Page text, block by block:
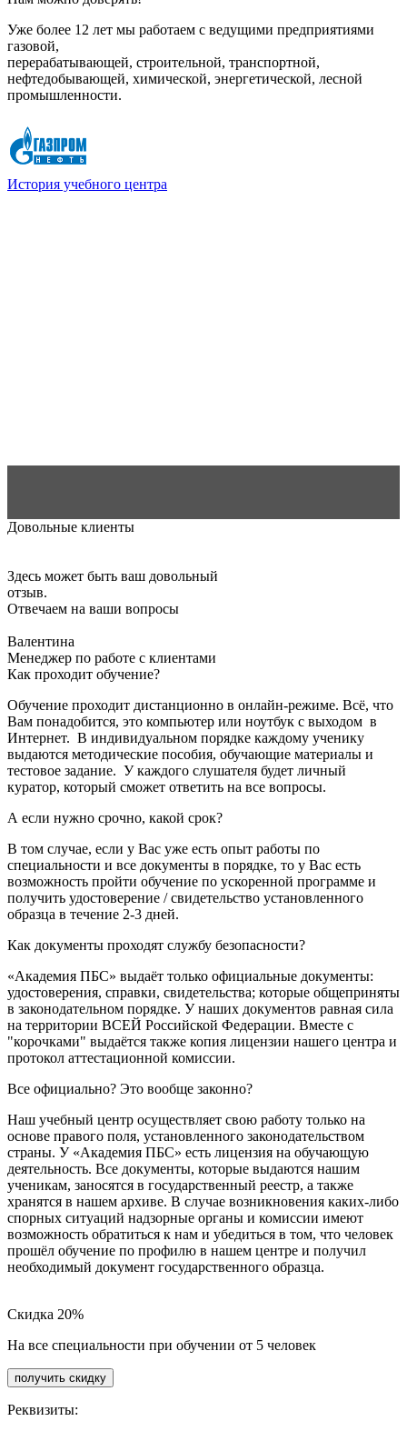
Уже более 12 лет мы работаем с ведущими предприятиями
газовой,
перерабатывающей, строительной, транспортной,
нефтедобывающей, химической, энергетической, лесной
промышленности.
История учебного центра
Довольные клиенты
Здесь может быть ваш довольный
отзыв.
Отвечаем на ваши вопросы
Валентина
Менеджер по работе с клиентами
Как проходит обучение?
Обучение проходит дистанционно в онлайн-режиме. Всё, что
Вам понадобится, это компьютер или ноутбук с выходом в
Интернет. В индивидуальном порядке каждому ученику
выдаются методические пособия, обучающие материалы и
тестовое задание. У каждого слушателя будет личный
куратор, который сможет ответить на все вопросы.
А если нужно срочно, какой срок?
В том случае, если у Вас уже есть опыт работы по
специальности и все документы в порядке, то у Вас есть
возможность пройти обучение по ускоренной программе и
получить удостоверение / свидетельство установленного
образца в течение 2-3 дней.
Как документы проходят службу безопасности?
«Академия ПБС» выдаёт только официальные документы:
удостоверения, справки, свидетельства; которые общеприняты
в законодательном порядке. У наших документов равная сила
на территории ВСЕЙ Российской Федерации. Вместе с
"корочками" выдаётся также копия лицензии нашего центра и
протокол аттестационной комиссии.
Все официально? Это вообще законно?
Наш учебный центр осуществляет свою работу только на
основе правого поля, установленного законодательством
страны. У «Академия ПБС» есть лицензия на обучающую
деятельность. Все документы, которые выдаются нашим
ученикам, заносятся в государственный реестр, а также
хранятся в нашем архиве. В случае возникновения каких-либо
спорных ситуаций надзорные органы и комиссии имеют
возможность обратиться к нам и убедиться в том, что человек
прошёл обучение по профилю в нашем центре и получил
необходимый документ государственного образца.
Скидка 20%
На все специальности при обучении от 5 человек
получить скидку
Реквизиты: